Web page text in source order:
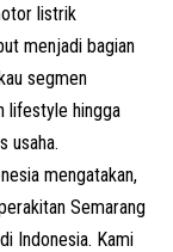
listrik
menjadi bagian
segmen
lifestyle hingga
usaha.
mengatakan,
Semarang
Indonesia. Kami